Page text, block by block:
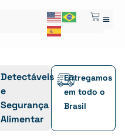
Detectáveis
e
Segurança
Alimentar
Entregamos
em todo o
Brasil